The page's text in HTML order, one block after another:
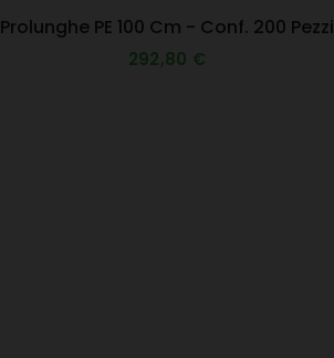
Prolunghe PE 100 Cm - Conf. 200 Pezzi
292,80 €